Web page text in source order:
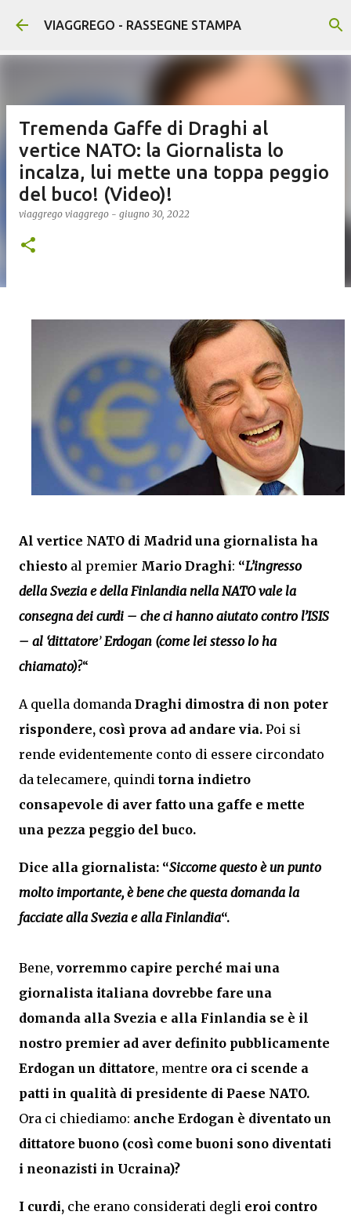
Passa ai contenuti principali
VIAGGREGO - RASSEGNE STAMPA
Tremenda Gaffe di Draghi al
vertice NATO: la Giornalista lo
incalza, lui mette una toppa peggio
del buco! (Video)!
viaggrego viaggrego - giugno 30, 2022
Al vertice NATO di Madrid una giornalista ha
chiesto al premier Mario Draghi: “L’ingresso
della Svezia e della Finlandia nella NATO vale la
consegna dei curdi – che ci hanno aiutato contro l’ISIS
– al ‘dittatore’Erdogan (come lei stesso lo ha
chiamato)?“
A quella domanda Draghi dimostra di non poter
rispondere, così prova ad andare via. Poi si
rende evidentemente conto di essere circondato
da telecamere, quindi torna indietro
consapevole di aver fatto una gaffe e mette
una pezza peggio del buco.
Dice alla giornalista: “Siccome questo è un punto
molto importante, è bene che questa domanda la
facciate alla Svezia e alla Finlandia“.
Bene, vorremmo capire perché mai una
giornalista italiana dovrebbe fare una
domanda alla Svezia e alla Finlandia se è il
nostro premier ad aver definito pubblicamente
Erdogan un dittatore, mentre ora ci scende a
patti in qualità di presidente di Paese NATO.
Ora ci chiediamo: anche Erdogan è diventato un
dittatore buono (così come buoni sono diventati
i neonazisti in Ucraina)?
I curdi, che erano considerati degli eroi contro